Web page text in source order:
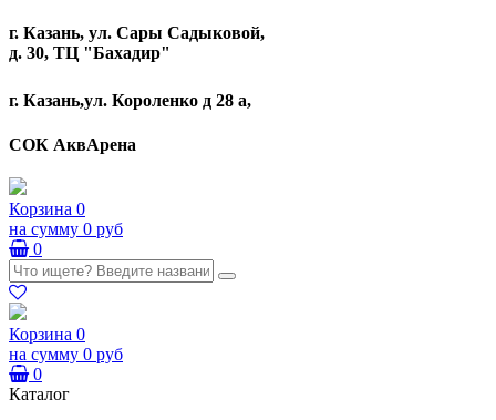
г. Казань, ул. Сары Садыковой,
д. 30, ТЦ "Бахадир"
г. Казань,ул. Короленко д 28 а,
СОК АквАрена
Корзина 0
на сумму 0 руб
0
Корзина 0
на сумму 0 руб
0
Каталог